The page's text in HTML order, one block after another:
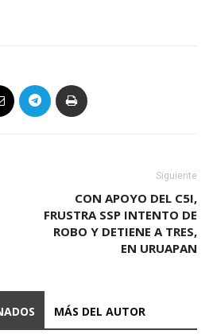
Siguiente
CON APOYO DEL C5I,
FRUSTRA SSP INTENTO DE
ROBO Y DETIENE A TRES,
EN URUAPAN
MÁS DEL AUTOR